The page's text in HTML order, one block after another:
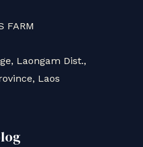
FARM
Laongam Dist.,
Laos